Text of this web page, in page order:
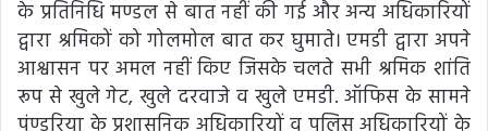
के प्रतिनिधि मण्डल से बात नहीं की गई और अन्य अधिकारियों
द्वारा श्रमिकों को गोलमोल बात कर घुमाते। एमडी द्वारा अपने
आश्वासन पर अमल नहीं किए जिसके चलते सभी श्रमिक शांति
रूप से खुले गेट, खुले दरवाजे व खुले एमडी. ऑफिस के सामने